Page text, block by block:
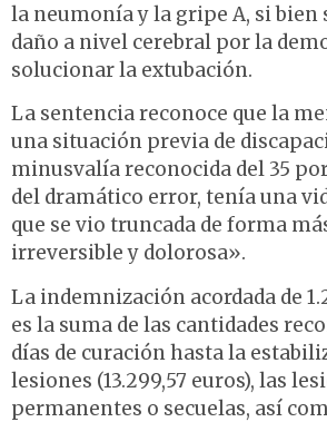
la neumonía y la gripe A, si bien
daño a nivel cerebral por la
solucionar la extubación.
La sentencia reconoce que la
una situación previa de
minusvalía reconocida del 35
del dramático error, tenía una
que se vio truncada de forma
irreversible y dolorosa».
La indemnización acordada de
es la suma de las cantidades
días de curación hasta la
lesiones (13.299,57 euros), las
permanentes o secuelas, así